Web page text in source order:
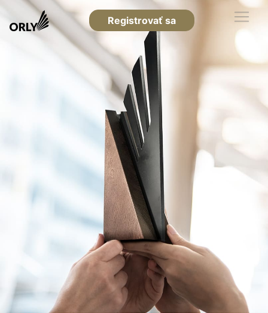
Registrovať sa